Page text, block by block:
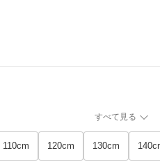
すべて見る
110cm 120cm 130cm